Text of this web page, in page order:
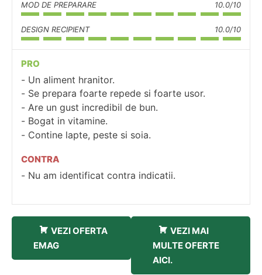
MOD DE PREPARARE 10.0/10
DESIGN RECIPIENT 10.0/10
PRO
Un aliment hranitor.
Se prepara foarte repede si foarte usor.
Are un gust incredibil de bun.
Bogat in vitamine.
Contine lapte, peste si soia.
CONTRA
Nu am identificat contra indicatii.
VEZI OFERTA
EMAG
VEZI MAI
MULTE OFERTE
AICI.